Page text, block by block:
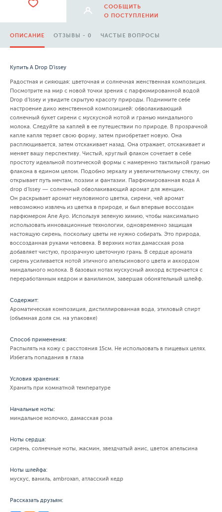
СООБЩИТЬ
О ПОСТУПЛЕНИИ
ОПИСАНИЕ ОТЗЫВЫ - 0 ЧАСТЫЕ ВОПРОСЫ
Купить A Drop D'issey
Радостная и сияющая: цветочная и солнечная женственная композиция.
Посмотрите на мир с новой точки зрения с парфюмированной водой
Drop d'Issey и увидите скрытую красоту природы. Поднимите себе
настроение дико женственной композицией: обволакивающий
солнечный букет сирени с мускусной нотой и гранью миндального
молока. Следуйте за каплей в ее путешествии по природе. В прозрачной
капле капля теряет свою форму, затем приобретает новую. Она
расплющивается, затем отскакивает назад. Она отражает, отскакивает и
меняет вашу перспективу. Чистый, круглый флакон сочетает в себе
простоту идеальной поэтической формы с намеренно тактильной гранью
флакона в едином целом. Подобно зеркалу и увеличительному стеклу, он
открывает путь мечтам, поэзии и фантазии. Парфюмированная вода A
drop d'Issey — солнечный обволакивающий аромат для женщин.
Он раскрывает аромат неуловимого цветка, сирени, чей аромат
невозможно извлечь из цветка в природе, и был впервые воссоздан
парфюмером Ane Ayo. Используя зеленую химию, чтобы максимально
использовать инновационные технологии, одновременно защищая
настоящую сирень, поскольку цветы не нужно собирать. Это природа,
воссозданная руками человека. В верхних нотах дамасская роза
добавляет чистую, прозрачную цветочную грань. В сердце аромата
сирень усиливается нотой этичного апельсинового цвета и аккордом
миндального молока. В базовых нотах мускусный аккорд встречается с
переработанным кедром и ванилином, завершая обонятельный шлейф.
Содержит:
Ароматическая композиция, дистиллированная вода, этиловый спирт
(объемная доля см. на упаковке)
Способ применения:
Распылять на кожу с расстояния 15см. Не использовать в пищевых целях.
Избегать попадания в глаза
Условия хранения:
Хранить при комнатной температуре
Начальные ноты:
миндальное молочко, дамасская роза
Ноты сердца:
сирень, солнечные ноты, жасмин, звездчатый анис, цветок апельсина
Ноты шлейфа:
мускус, ваниль, ambroxan, атласский кедр
Рассказать друзьям: